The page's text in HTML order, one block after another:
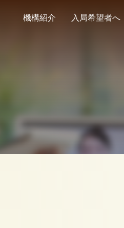
機構紹介 入局希望者へ